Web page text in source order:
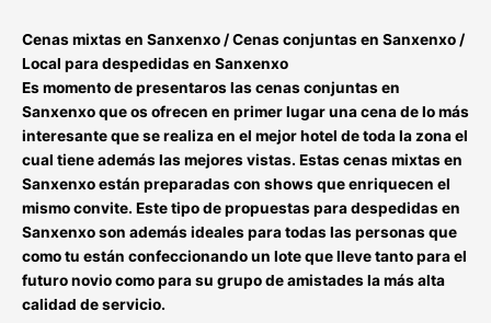
Cenas mixtas en Sanxenxo / Cenas conjuntas en Sanxenxo /
Local para despedidas en Sanxenxo
Es momento de presentaros lascenas conjuntas en
Sanxenxoque os ofrecen en primer lugar una cena de lo más
interesante que se realiza en el mejor hotel de toda la zona el
cual tiene además las mejores vistas. Estascenas mixtas en
Sanxenxoestán preparadas con shows que enriquecen el
mismo convite. Este tipo depropuestas para despedidas en
Sanxenxoson además ideales para todas las personas que
como tu están confeccionando un lote que lleve tanto para el
futuro novio como para su grupo de amistades la más alta
calidad de servicio.